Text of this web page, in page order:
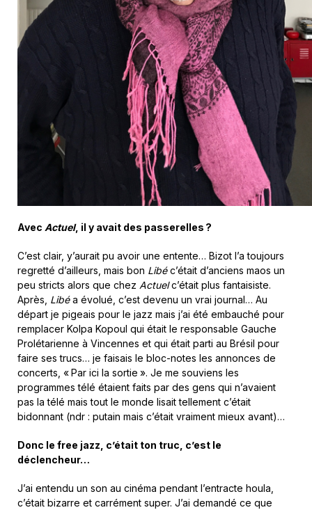
Avec Actuel, il y avait des passerelles ?
C’est clair, y’aurait pu avoir une entente… Bizot l’a toujours
regretté d’ailleurs, mais bon Libéc’était d’anciens maos un
peu stricts alors que chez Actuelc’était plus fantaisiste.
Après, Libéa évolué, c’est devenu un vrai journal… Au
départ je pigeais pour le jazz mais j’ai été embauché pour
remplacer Kolpa Kopoul qui était le responsable Gauche
Prolétarienne à Vincennes et qui était parti au Brésil pour
faire ses trucs… je faisais le bloc-notes les annonces de
concerts, « Par ici la sortie ». Je me souviens les
programmes télé étaient faits par des gens qui n’avaient
pas la télé mais tout le monde lisait tellement c’était
bidonnant (ndr : putain mais c’était vraiment mieux avant)…
Donc le free jazz, c’était ton truc, c’est le
déclencheur…
J’ai entendu un son au cinéma pendant l’entracte houla,
c’était bizarre et carrément super. J’ai demandé ce que